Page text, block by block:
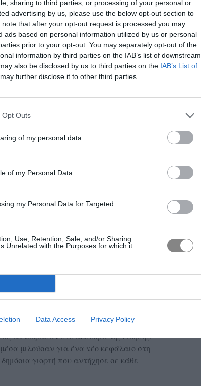
sharing to third parties, or processing of your personal or
advertising by us, please use the below opt-out section to
that after your opt-out request is processed you may
ads based on personal information utilized by us or personal
prior to your opt-out. You may separately opt-out of the
information by third parties on the IAB’s list of downstream
also be disclosed by us to third parties on the IAB’s List of
further disclose it to other third parties.
Opt Outs
of my personal data.
of my Personal Data.
my Personal Data for Targeted
Use, Retention, Sale, and/or Sharing
Unrelated with the Purposes for which it
Data Access Privacy Policy
Credits:
blackout από τον θόρυβο που
Twitter) κατακλύστηκαν από σχόλια,
όνομά τους έγιναν trend σε παγκόσμιο
και οργανωμένα online events, ενώ οι
στο πρόσωπο του Kelce έναν
την αθλητική και τη μουσική.
ενώ σε κάθε γεγονός που
ανάμεσα τους οι
αντέδρασαν στο άκουσμα της είδησης.
μιλούσαν για ένα νέο κεφάλαιο στη
γιορτή που αντήχησε σε κάθε